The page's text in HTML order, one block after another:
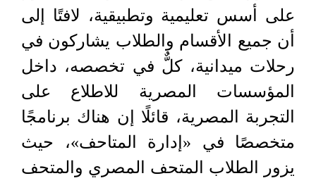
على أسس تعليمية وتطبيقية، لافتًا إلى
أن جميع الأقسام والطلاب يشاركون في
رحلات ميدانية، كلٌّ في تخصصه، داخل
المؤسسات المصرية للاطلاع على
التجربة المصرية، قائلًا إن هناك برنامجًا
متخصصًا في «إدارة المتاحف»، حيث
يزور الطلاب المتحف المصري والمتحف